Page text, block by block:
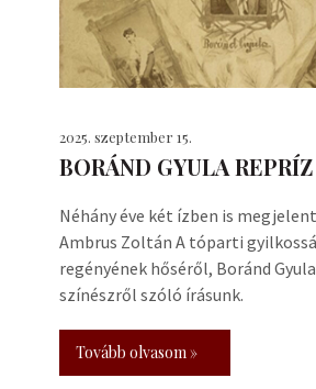
2025. szeptember 15.
BORÁND GYULA REPRÍZ
Néhány éve két ízben is
Ambrus Zoltán A tóparti
regényének hőséről, Boránd
színészről szóló írásunk.
Tovább olvasom »